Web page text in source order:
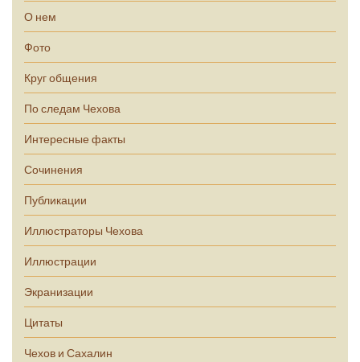
О нем
Фото
Круг общения
По следам Чехова
Интересные факты
Сочинения
Публикации
Иллюстраторы Чехова
Иллюстрации
Экранизации
Цитаты
Чехов и Сахалин